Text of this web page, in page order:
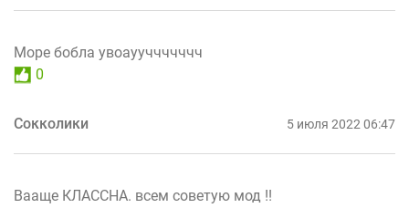
Море бобла увоаууччччччч
0
Сокколики 5 июля 2022 06:47
Вааще КЛАССНА. всем советую мод !!